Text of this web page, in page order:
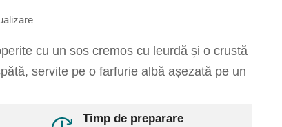
Timp de preparare